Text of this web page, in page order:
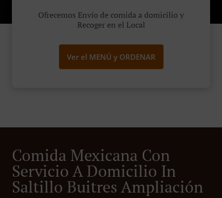
Ofrecemos Envío de comida a domicilio y
Recoger en el Local
Ver el MENÚ y ORDENAR
Comida Mexicana Con
Servicio A Domicilio In
Saltillo Buitres Ampliación